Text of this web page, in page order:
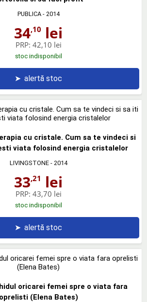
PUBLICA- 2014
34,10 lei
PRP: 42,10 lei
stoc indisponibil
➤ alertă stoc
cu cristale. Cum sa te vindeci si
viata folosind energia cristalelor
LIVINGSTONE- 2014
33,21 lei
PRP: 43,70 lei
stoc indisponibil
➤ alertă stoc
oricarei femei spre o viata fara
oprelisti (Elena Bates)